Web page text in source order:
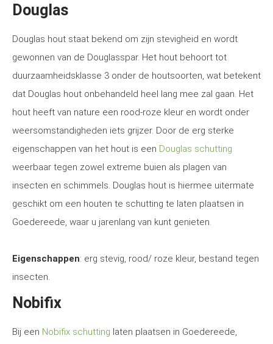
Douglas
Douglas hout staat bekend om zijn stevigheid en wordt
gewonnen van de Douglasspar. Het hout behoort tot
duurzaamheidsklasse 3 onder de houtsoorten, wat betekent
dat Douglas hout onbehandeld heel lang mee zal gaan. Het
hout heeft van nature een rood-roze kleur en wordt onder
weersomstandigheden iets grijzer. Door de erg sterke
eigenschappen van het hout is een Douglas schutting
weerbaar tegen zowel extreme buien als plagen van
insecten en schimmels. Douglas hout is hiermee uitermate
geschikt om een houten te schutting te laten plaatsen in
Goedereede, waar u jarenlang van kunt genieten.
Eigenschappen: erg stevig, rood/ roze kleur, bestand tegen
insecten.
Nobifix
Bij een Nobifix schutting laten plaatsen in Goedereede,